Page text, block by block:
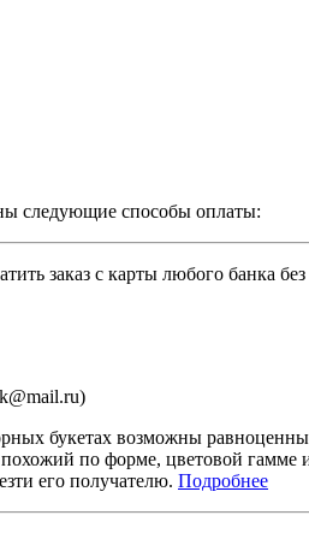
следующие способы оплаты:
заказ с карты любого банка
букетах возможны
по форме, цветовой гамме
его получателю. Подробнее